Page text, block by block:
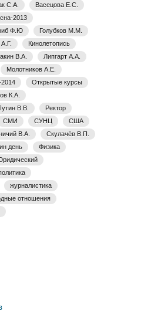
С.А.
Васецова Е.С.
2013
Ф.Ю
Голубков М.М.
Кинолетопись
В.А.
Липгарт А.А.
Молотников А.Е.
Открытые курсы
К.А.
В.В.
Ректор
СМИ СУНЦ
США
В.А.
Скулачёв В.П.
день
Физика
журналистика
отношения